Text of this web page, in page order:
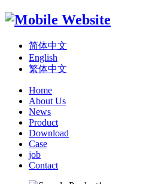
简体中文
English
繁体中文
Home
About Us
News
Product
Download
Case
job
Contact